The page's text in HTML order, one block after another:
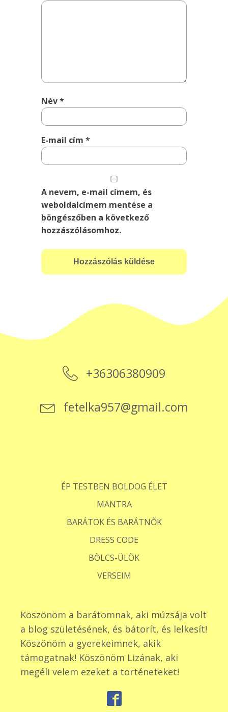
Név*
E-mail cím*
A nevem, e-mail címem, és
weboldalcímem mentése a
böngészőben a következő
hozzászólásomhoz.
+36306380909
fetelka957@gmail.com
ÉP TESTBEN BOLDOG ÉLET
MANTRA
BARÁTOK ÉS BARÁTNŐK
DRESS CODE
BÖLCS-ÜLÖK
VERSEIM
Köszönöm a barátomnak, aki múzsája volt
a blog születésének, és bátorít, és lelkesít!
Köszönöm a gyerekeimnek, akik
támogatnak! Köszönöm Lizának, aki
megéli velem ezeket a történeteket!